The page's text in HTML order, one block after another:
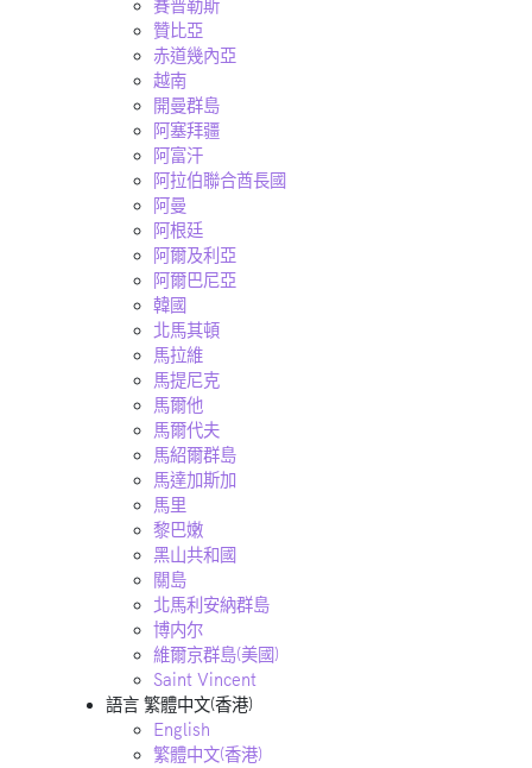
賽普勒斯
贊比亞
赤道幾內亞
越南
開曼群島
阿塞拜疆
阿富汗
阿拉伯聯合酋長國
阿曼
阿根廷
阿爾及利亞
阿爾巴尼亞
韓國
北馬其頓
馬拉維
馬提尼克
馬爾他
馬爾代夫
馬紹爾群島
馬達加斯加
馬里
黎巴嫩
黑山共和國
關島
北馬利安納群島
博内尔
維爾京群島(美國)
Saint Vincent
語言 繁體中文(香港)
English
繁體中文(香港)